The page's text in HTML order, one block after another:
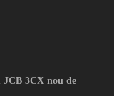
3CX nou de